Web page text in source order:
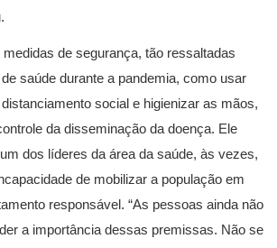
de segurança, tão ressaltadas
saúde durante a pandemia, como usar
social e higienizar as mãos,
da disseminação da doença. Ele
dos líderes da área da saúde, às vezes,
de mobilizar a população em
responsável. “As pessoas ainda não
a importância dessas premissas. Não se